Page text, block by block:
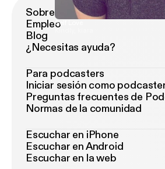
Self Love
Sobre Podimo
Empleo
Blog
¿Necesitas ayuda?
Para podcasters
Iniciar sesión como
Preguntas frecuentes de
Normas de la comunidad
Escuchar en iPhone
Escuchar en Android
Escuchar en la web